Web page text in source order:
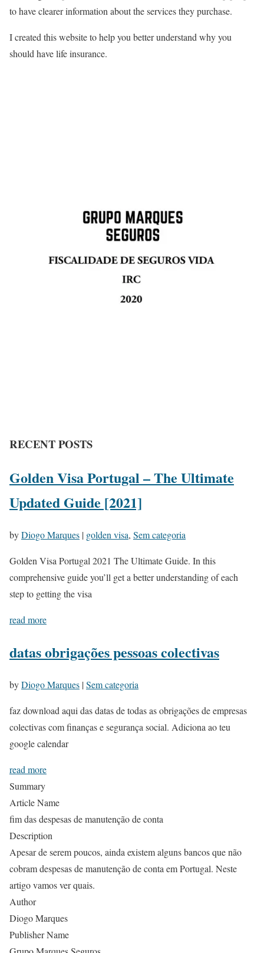
to have clearer information about the services they purchase.
I created this website to help you better understand why you
should have life insurance.
RECENT POSTS
Golden Visa Portugal – The Ultimate
Updated Guide [2021]
byDiogo Marques | golden visa, Sem categoria
Golden Visa Portugal 2021 The Ultimate Guide. In this
comprehensive guide you’ll get a better understanding of each
step to getting the visa
read more
datas obrigações pessoas colectivas
byDiogo Marques |Sem categoria
faz download aqui das datas de todas as obrigações de empresas
colectivas com finanças e segurança social. Adiciona ao teu
google calendar
read more
Summary
Article Name
fim das despesas de manutenção de conta
Description
Apesar de serem poucos, ainda existem alguns bancos que não
cobram despesas de manutenção de conta em Portugal. Neste
artigo vamos ver quais.
Author
Diogo Marques
Publisher Name